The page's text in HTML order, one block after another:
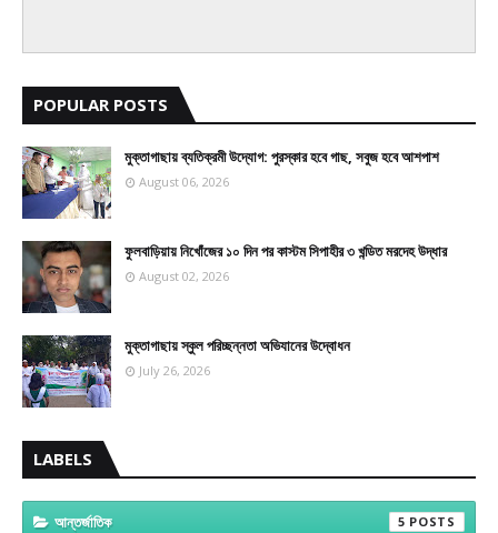
POPULAR POSTS
মুক্তাগাছায় ব্যতিক্রমী উদ্যোগ: পুরস্কার হবে গাছ, সবুজ হবে আশপাশ
August 06, 2026
ফুলবাড়িয়ায় নিখোঁজের ১০ দিন পর কাস্টম সিপাহীর ৩ খন্ডিত মরদেহ উদ্ধার
August 02, 2026
মুক্তাগাছায় স্কুল পরিচ্ছন্নতা অভিযানের উদ্বোধন
July 26, 2026
LABELS
আন্তর্জাতিক 5